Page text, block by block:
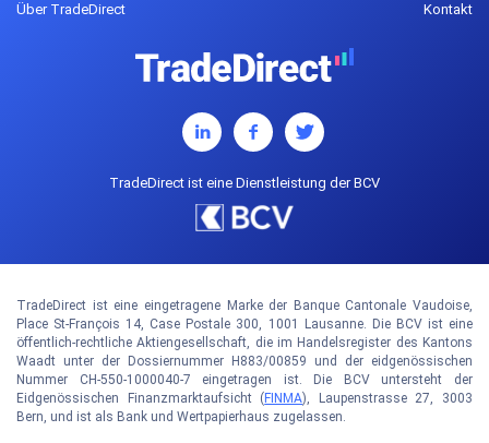
Über TradeDirect
Kontakt
TradeDirect ist eine Dienstleistung der BCV
TradeDirect ist eine eingetragene Marke der Banque Cantonale Vaudoise,
Place St-François 14, Case Postale 300, 1001 Lausanne. Die BCV ist eine
öffentlich-rechtliche Aktiengesellschaft, die im Handelsregister des Kantons
Waadt unter der Dossiernummer H883/00859 und der eidgenössischen
Nummer CH-550-1000040-7 eingetragen ist. Die BCV untersteht der
Eidgenössischen Finanzmarktaufsicht (FINMA), Laupenstrasse 27, 3003
Bern, und ist als Bank und Wertpapierhaus zugelassen.